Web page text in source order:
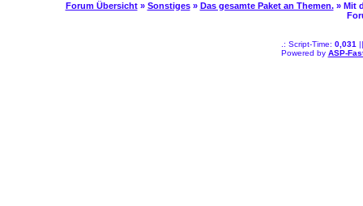
Forum Übersicht » Sonstiges » Das gesamte Paket an Themen. » Mit
.: Script-Time: 0,031
Powered by ASP-